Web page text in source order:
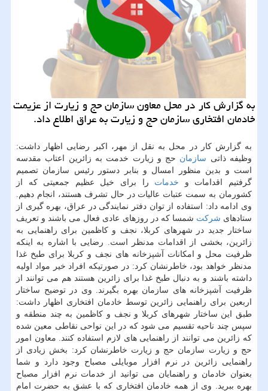
به گزارش كار در محل معاون سازمان حج و زیارت از عزیمت
خادمان افتخاری سازمان حج و زیارت به عراق اطلاع داد.
به گزارش كار در محل به نقل از مهر، اكبر رضایی اظهار داشت:
وظیفه ذاتی سازمان حج و زیارت خدمت به زائرین اعتاب مقدسه
است و بدین منظور امسال و بنابر دستور رئیس سازمان تصمیم
گرفتیم اقدامات و خدمات را برای خیل عظیم جمعیتی كه از
كشورمان به سمت عتبات عالیات در حال تشرف هستند، انجام دهیم.
وی ادامه داد: استفاده از توان دفتر نمایندگی در عراق، بهره گیری از
ستادهای شركت شمسا كه در روزهای عادی فعال می باشند و تعریف
ساختار جدید در شهرهای كربلا، نجف و كاظمین برای راهنمایی به
زائرین، بخشی از اقدامات مدنظر است. رضایی با اشاره به اینكه
ظرفیت محل و امكانات آشپزخانه های نجف و كربلا برای طبخ غذا
مدنظر خواهد بود، خاطرنشان كرد: در صورتیكه افراد خیر مواد اولیه
داشته باشند و به دنبال طبخ غذا برای زائرین هستند هم می توانند از
ظرفیت آشپزخانه های سازمان بهره بگیرند. وی در توضیح ساختار
اربعین برای راهنمایی زائرین توسط خادمان افتخاری اظهار داشت:
طبق این ساختار شهرهای كربلا و نجف و كاظمین به چند منطقه و
سپس چند ناحیه تقسیم می شود كه در این نواحی نقاطی معین شده
كه زائرین می توانند از راهنمایی های لازم استفاده كنند. معاون امور
حج و زیارت سازمان حج و زیارت خاطرنشان كرد: بخش زیادی از
راهنمایی زائرین در نرم افزار موبایلی مصباح وجود دارد و شما
بعنوان خادمان و راهنمایان می توانید از خدمات نرم افزار مصباح
بهره ببرید. وی از همه خادمان افتخاری كه با عشق به حضرت امام